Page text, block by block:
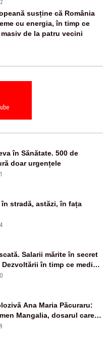
susține că România
cu energia, în timp ce
de la patru vecini
în Sănătate. 500 de
doar urgențele
în stradă, astăzi, în fața
Salarii mărite în secret
în timp ce medicii
Ana Maria Păcuraru:
Mangalia, dosarul care
României